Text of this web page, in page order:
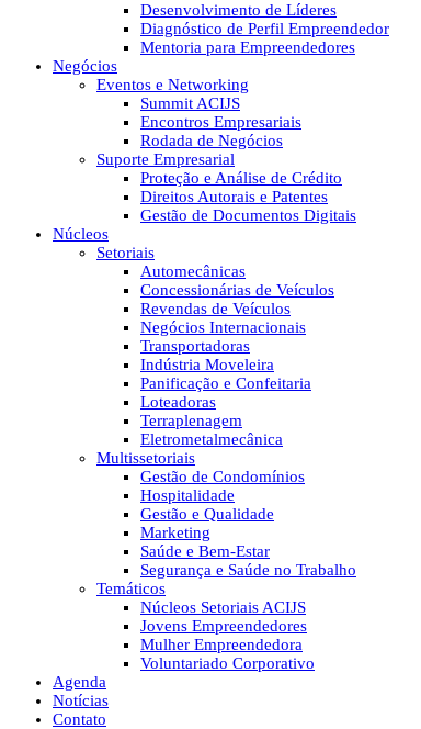
Desenvolvimento de Líderes
Diagnóstico de Perfil Empreendedor
Mentoria para Empreendedores
Negócios
Eventos e Networking
Summit ACIJS
Encontros Empresariais
Rodada de Negócios
Suporte Empresarial
Proteção e Análise de Crédito
Direitos Autorais e Patentes
Gestão de Documentos Digitais
Núcleos
Setoriais
Automecânicas
Concessionárias de Veículos
Revendas de Veículos
Negócios Internacionais
Transportadoras
Indústria Moveleira
Panificação e Confeitaria
Loteadoras
Terraplenagem
Eletrometalmecânica
Multissetoriais
Gestão de Condomínios
Hospitalidade
Gestão e Qualidade
Marketing
Saúde e Bem-Estar
Segurança e Saúde no Trabalho
Temáticos
Núcleos Setoriais ACIJS
Jovens Empreendedores
Mulher Empreendedora
Voluntariado Corporativo
Agenda
Notícias
Contato